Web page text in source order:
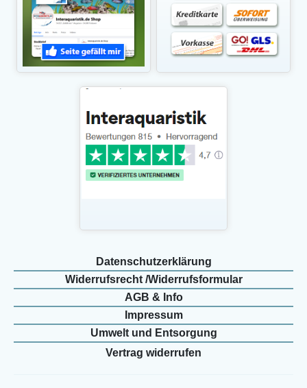
Daten­schutz­erklärung
Widerrufs­recht /Widerrufs­formular
AGB & Info
Impressum
Umwelt und Entsorgung
Vertrag widerrufen